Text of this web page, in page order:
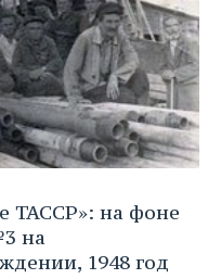
ТАССР»: на фоне
на
1948 год